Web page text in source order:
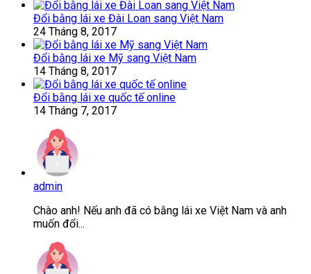
Đổi bằng lái xe Đài Loan sang Việt Nam
24 Tháng 8, 2017
Đổi bằng lái xe Mỹ sang Việt Nam
14 Tháng 8, 2017
Đổi bằng lái xe quốc tế online
14 Tháng 7, 2017
admin
Chào anh! Nếu anh đã có bằng lái xe Việt Nam và anh
muốn đổi...